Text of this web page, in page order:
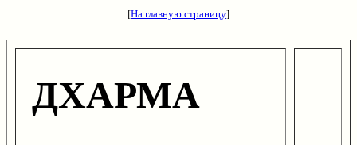
[На главную страницу]
ДХАРМА